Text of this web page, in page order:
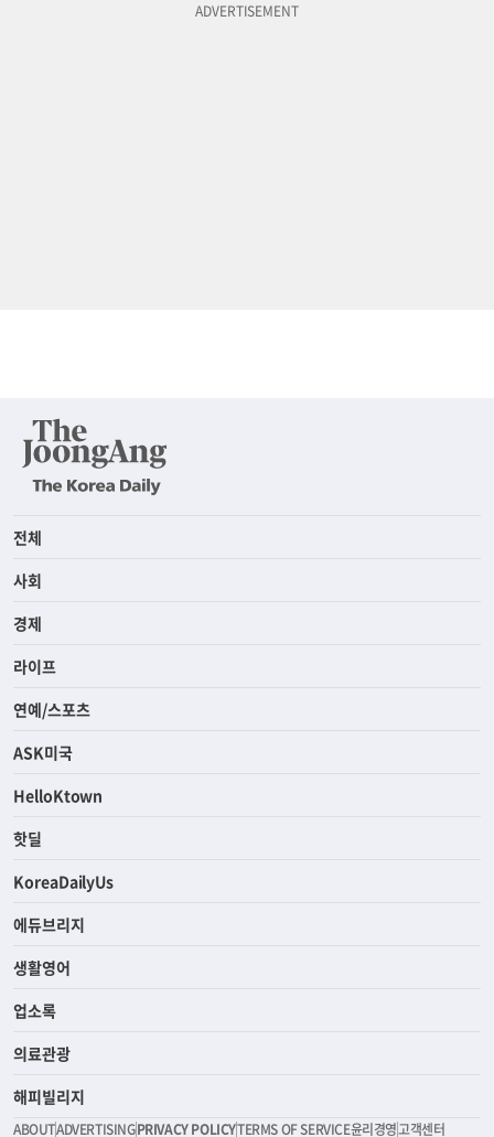
전체
사회
경제
라이프
연예/스포츠
ASK미국
HelloKtown
핫딜
KoreaDailyUs
에듀브리지
생활영어
업소록
의료관광
해피빌리지
ABOUTADVERTISINGPRIVACY POLICYTERMS OF SERVICE윤리경영고객센터